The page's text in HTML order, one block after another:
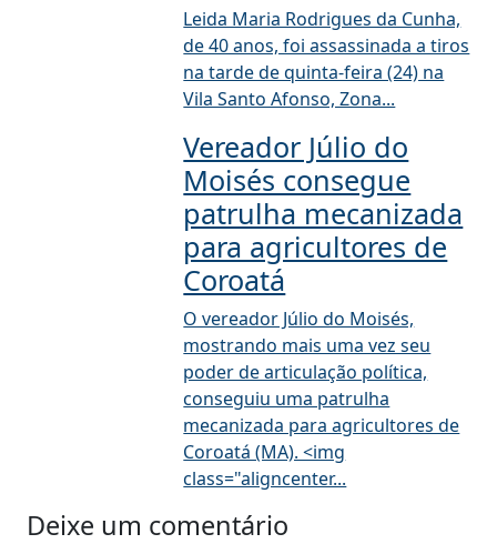
Leida Maria Rodrigues da Cunha,
de 40 anos, foi assassinada a tiros
na tarde de quinta-feira (24) na
Vila Santo Afonso, Zona...
Vereador Júlio do
Moisés consegue
patrulha mecanizada
para agricultores de
Coroatá
O vereador Júlio do Moisés,
mostrando mais uma vez seu
poder de articulação política,
conseguiu uma patrulha
mecanizada para agricultores de
Coroatá (MA). <img
class="aligncenter...
Deixe um comentário